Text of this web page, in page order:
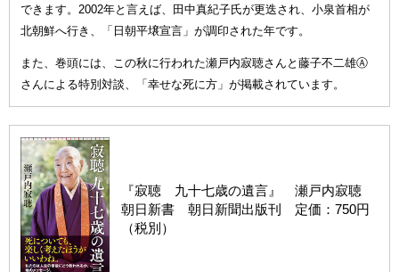
できます。2002年と言えば、田中真紀子氏が更迭され、小泉首相が
北朝鮮へ行き、「日朝平壌宣言」が調印された年です。
また、巻頭には、この秋に行われた瀬戸内寂聴さんと藤子不二雄Ⓐ
さんによる特別対談、「幸せな死に方」が掲載されています。
『寂聴 九十七歳の遺言』 瀬戸内寂聴
朝日新書 朝日新聞出版刊 定価：750円
（税別）